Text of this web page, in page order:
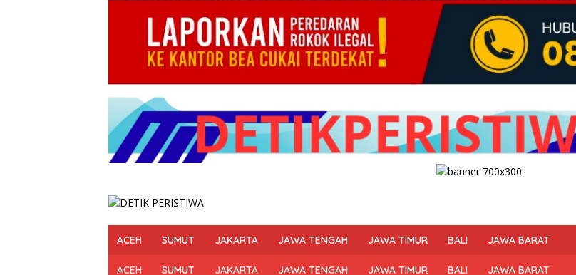
ACEH SUMUT JAKARTA JAWA TENGAH JAWA TIMUR BALI JAWA BARAT
ACEH SUMUT JAKARTA JAWA TENGAH JAWA TIMUR BALI JAWA BARAT